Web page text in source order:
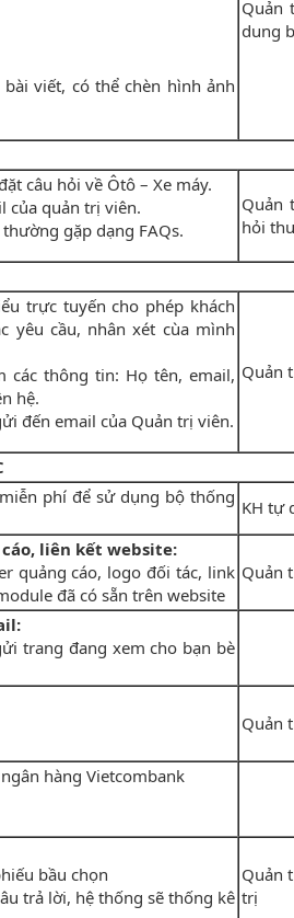
viết, có thể chèn hình ảnh
Quản
dung
câu hỏi về Ôtô – Xe máy.
của quản trị viên.
gặp dạng FAQs.
Quản
hỏi
trực tuyến cho phép khách
yêu cầu, nhân xét cùa mình
các thông tin: Họ tên, email,
hệ.
đến email của Quản trị viên.
Quản
phí để sử dụng bộ thống KH tự
liên kết website:
quảng cáo, logo đối tác, link
đã có sẵn trên website
Quản
trang đang xem cho bạn bè
Quản
hàng Vietcombank
bầu chọn
trả lời, hệ thống sẽ thống kê
Quản
trị